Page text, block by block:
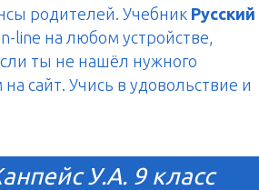
родителей. Учебник Русский
line на любом устройстве,
ты не нашёл нужного
сайт. Учись в удовольствие и
У.А. 9 класс